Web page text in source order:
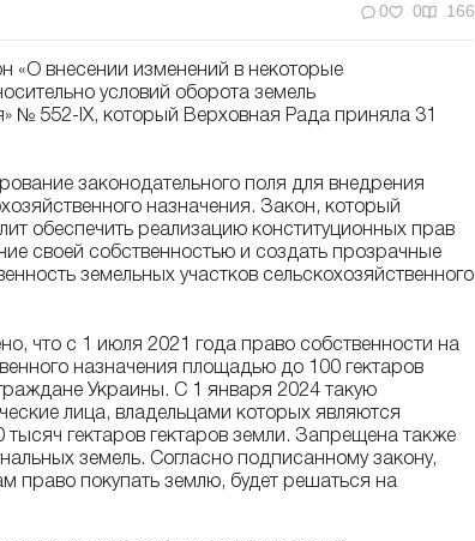
0 0 166
«О внесении изменений в некоторые
условий оборота земель
№ 552-ІХ, который Верховная Рада приняла 31
законодательного поля для внедрения
назначения. Закон, который
обеспечить реализацию конституционных прав
своей собственностью и создать прозрачные
земельных участков сельскохозяйственного
что с 1 июля 2021 года право собственности на
назначения площадью до 100 гектаров
Украины. С 1 января 2024 такую
лица, владельцами которых являются
тысяч гектаров гектаров земли. Запрещена также
земель. Согласно подписанному закону,
право покупать землю, будет решаться на